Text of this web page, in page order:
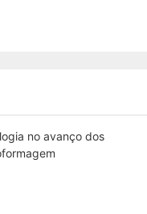
no avanço dos